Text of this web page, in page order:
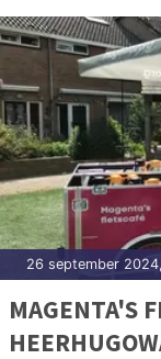
26 september
MAGENTA'S